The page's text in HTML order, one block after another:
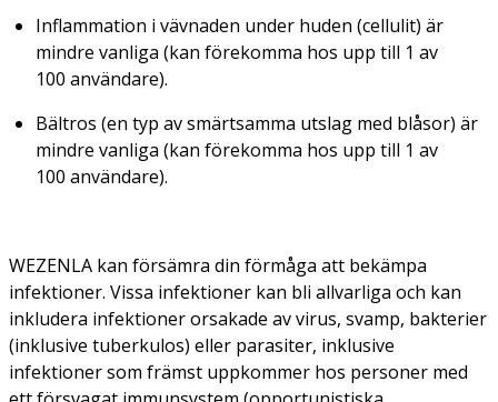
Inflammation i vävnaden under huden (cellulit) är
mindre vanliga (kan förekomma hos upp till 1 av
100 användare).
Bältros (en typ av smärtsamma utslag med blåsor) är
mindre vanliga (kan förekomma hos upp till 1 av
100 användare).
WEZENLA kan försämra din förmåga att bekämpa
infektioner. Vissa infektioner kan bli allvarliga och kan
inkludera infektioner orsakade av virus, svamp, bakterier
(inklusive tuberkulos) eller parasiter, inklusive
infektioner som främst uppkommer hos personer med